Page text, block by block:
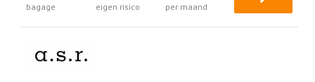
bagage eigen risico per maand